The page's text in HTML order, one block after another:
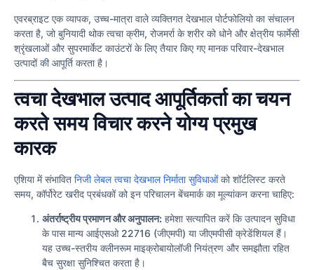
एवरब्राइट एक व्यापक, उच्च-मात्रा वाले व्यक्तिगत देखभाल पोर्टफोलियो का संचालन
करता है, जो बुनियादी थोक त्वचा क्रीम, रोजमर्रा के शरीर को धोने और क्षेत्रीय फार्मेसी
श्रृंखलाओं और सुपरमार्केट काउंटरों के लिए तैयार किए गए मानक परिवार-देखभाल
उत्पादों की आपूर्ति करता है।
त्वचा देखभाल उत्पाद आपूर्तिकर्ता का चयन
करते समय विचार करने योग्य प्रमुख
कारक
एशिया में संभावित निजी लेबल त्वचा देखभाल निर्माता सुविधाओंको शॉर्टलिस्ट करते
समय, कॉर्पोरेट खरीद प्रबंधकों को इन परिचालन बेंचमार्क का मूल्यांकन करना चाहिए:
अंतर्राष्ट्रीय प्रमाणन और अनुपालन: हमेशा सत्यापित करें कि उत्पादन सुविधा
के पास मान्य आईएसओ 22716 (जीएमपी) या जीएमपीसी क्रेडेंशियल हैं।
यह उच्च-स्तरीय क्लीनरूम माइक्रोबायोलॉजी नियंत्रण और समझौता रहित
बैच सुरक्षा सुनिश्चित करता है।